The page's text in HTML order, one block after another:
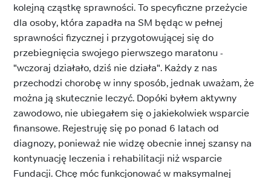
kolejną cząstkę sprawności. To specyficzne przeżycie
dla osoby, która zapadła na SM będąc w pełnej
sprawności fizycznej i przygotowującej się do
przebiegnięcia swojego pierwszego maratonu -
"wczoraj działało, dziś nie działa". Każdy z nas
przechodzi chorobę w inny sposób, jednak uważam, że
można ją skutecznie leczyć. Dopóki byłem aktywny
zawodowo, nie ubiegałem się o jakiekolwiek wsparcie
finansowe. Rejestruję się po ponad 6 latach od
diagnozy, ponieważ nie widzę obecnie innej szansy na
kontynuację leczenia i rehabilitacji niż wsparcie
Fundacji. Chcę móc funkcjonować w maksymalnej